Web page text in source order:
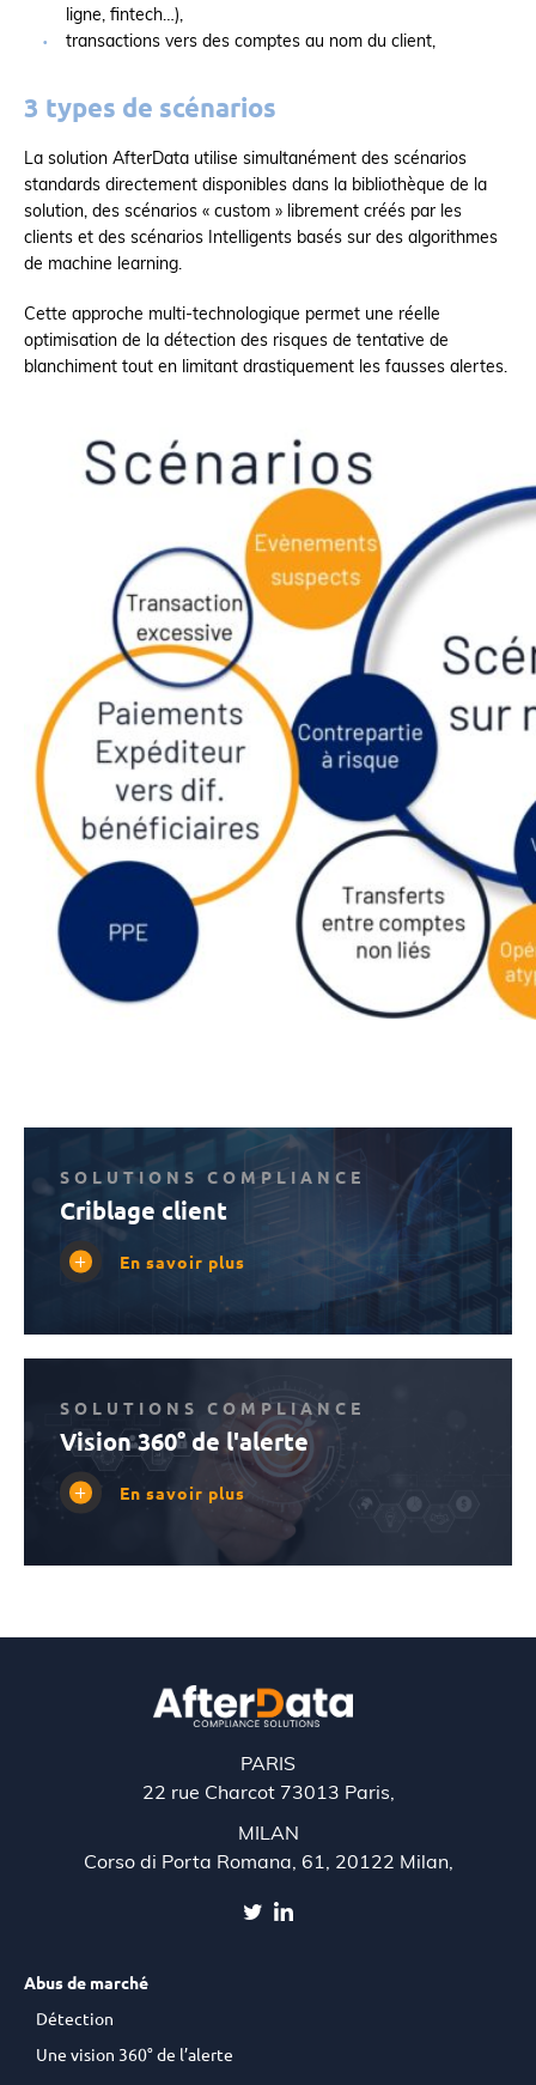
ligne, fintech…),
transactions vers des comptes au nom du client,
3 types de scénarios
La solution AfterData utilise simultanément des scénarios
standards directement disponibles dans la bibliothèque de la
solution, des scénarios « custom » librement créés par les
clients et des scénarios Intelligents basés sur des algorithmes
de machine learning.
Cette approche multi-technologique permet une réelle
optimisation de la détection des risques de tentative de
blanchiment tout en limitant drastiquement les fausses alertes.
SOLUTIONS COMPLIANCE
Criblage client
En savoir plus
SOLUTIONS COMPLIANCE
Vision 360° de l'alerte
En savoir plus
PARIS
22 rue Charcot 73013 Paris,
MILAN
Corso di Porta Romana, 61, 20122 Milan,
Abus de marché
Détection
Une vision 360° de l’alerte